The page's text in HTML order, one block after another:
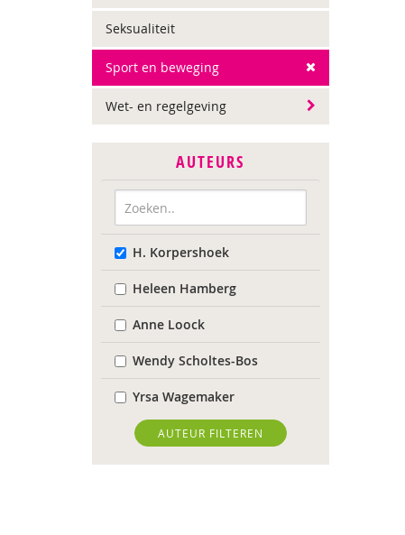
Seksualiteit
Sport en beweging
Wet- en regelgeving
AUTEURS
H. Korpershoek
Heleen Hamberg
Anne Loock
Wendy Scholtes-Bos
Yrsa Wagemaker
AUTEUR FILTEREN